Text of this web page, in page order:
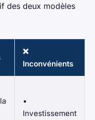
des deux modèles
❌
Inconvénients
•
Investissement